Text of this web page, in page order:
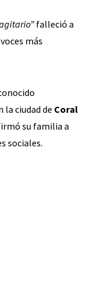
falleció a
más
la ciudad de Coral
su familia a
sociales.